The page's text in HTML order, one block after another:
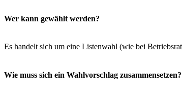
Wer kann gewählt werden?
Es handelt sich um eine Listenwahl (wie bei
Wie muss sich ein Wahlvorschlag zusammensetzen?